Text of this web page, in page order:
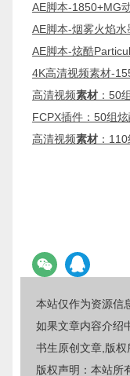
AE脚本-1850+MG
AE脚本-烟雾火焰
AE脚本-炫酷
4K高清视频素材-
高清视频素材 ：50
FCPX插件：50组
高清视频素材 ：
本站仅作为资源信
如果文章内容介绍
书生原创文章,版权
版权声明：本站所